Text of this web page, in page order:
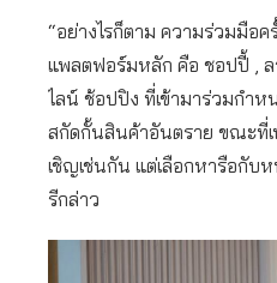
“อย่างไรก็ตาม ความร่วมมือค
แพลตฟอร์มหลัก คือ ชอปปี้ ,
ไลน์ ช้อปปิง ที่เข้ามาร่วมกำห
สกัดกั้นสินค้าอันตราย ขณะที่เ
เชิญเช่นกัน แต่เลือกหารือกับ
รีกล่าว